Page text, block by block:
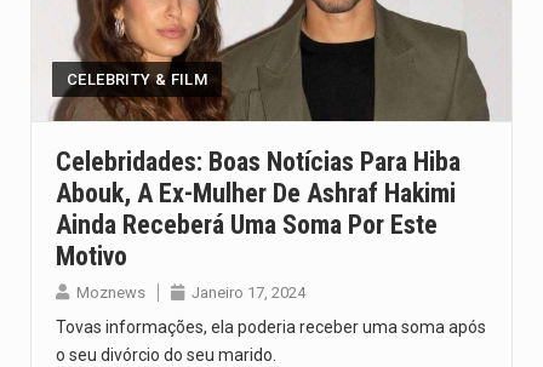
Um dos casos mais graves envolveu a residência de Sam…
Legislação, renomeada em homenagem ao falecido senador Lindsey Graham, foi…
CELEBRITY & FILM
Celebridades: Boas Notícias Para Hiba
Abouk, A Ex-Mulher De Ashraf Hakimi
Ainda Receberá Uma Soma Por Este
Motivo
Moznews Janeiro 17, 2024
Tovas informações, ela poderia receber uma soma após
o seu divórcio do seu marido.